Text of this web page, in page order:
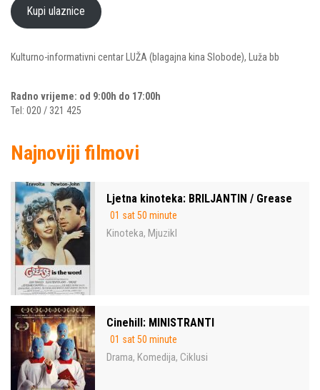
Kupi ulaznice
Kulturno-informativni centar LUŽA (blagajna kina Slobode), Luža bb
Radno vrijeme: od 9:00h do 17:00h
Tel: 020 / 321 425
Najnoviji filmovi
Ljetna kinoteka: BRILJANTIN / Grease
01 sat 50 minute
Kinoteka, Mjuzikl
Cinehill: MINISTRANTI
01 sat 50 minute
Drama, Komedija, Ciklusi